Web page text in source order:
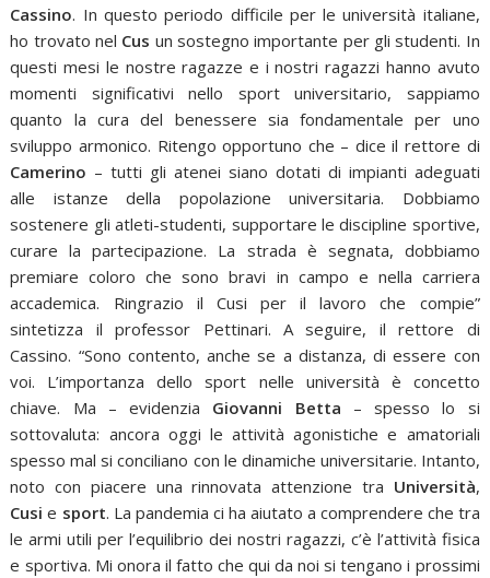
Cassino. In questo periodo difficile per le università italiane,
ho trovato nel Cus un sostegno importante per gli studenti. In
questi mesi le nostre ragazze e i nostri ragazzi hanno avuto
momenti significativi nello sport universitario, sappiamo
quanto la cura del benessere sia fondamentale per uno
sviluppo armonico. Ritengo opportuno che – dice il rettore di
Camerino – tutti gli atenei siano dotati di impianti adeguati
alle istanze della popolazione universitaria. Dobbiamo
sostenere gli atleti-studenti, supportare le discipline sportive,
curare la partecipazione. La strada è segnata, dobbiamo
premiare coloro che sono bravi in campo e nella carriera
accademica. Ringrazio il Cusi per il lavoro che compie”
sintetizza il professor Pettinari. A seguire, il rettore di
Cassino. “Sono contento, anche se a distanza, di essere con
voi. L’importanza dello sport nelle università è concetto
chiave. Ma – evidenzia Giovanni Betta – spesso lo si
sottovaluta: ancora oggi le attività agonistiche e amatoriali
spesso mal si conciliano con le dinamiche universitarie. Intanto,
noto con piacere una rinnovata attenzione tra Università,
Cusi e sport. La pandemia ci ha aiutato a comprendere che tra
le armi utili per l’equilibrio dei nostri ragazzi, c’è l’attività fisica
e sportiva. Mi onora il fatto che qui da noi si tengano i prossimi